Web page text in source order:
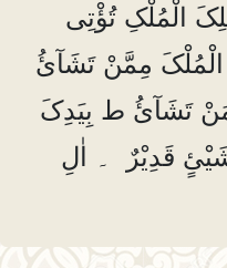
الْمُلْکِ تُؤْتِی
مِمَّنْ تَشَآئُ
تَشَآئُ ط بِیَدِکَ
قَدِیْرٌ ۔ اٰلِ